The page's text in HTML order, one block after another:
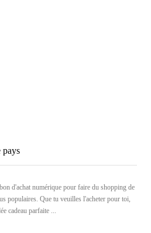
pays
d'achat numérique pour faire du shopping de
populaires. Que tu veuilles l'acheter pour toi,
cadeau parfaite ...